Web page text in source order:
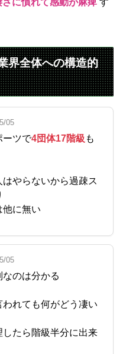
さに慣れて感動が麻痺 す
界全体への構造的
05
ーツで4団体17階級 も
やらないから過疎ス
他に無い
05
のは分かる
れても何がどう凄い
たら階級半分に出来